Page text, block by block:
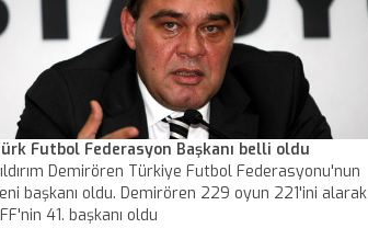
Futbol Federasyon Başkanı belli oldu
Demirören Türkiye Futbol Federasyonu'nun
başkanı oldu. Demirören 229 oyun 221'ini alarak
41. başkanı oldu